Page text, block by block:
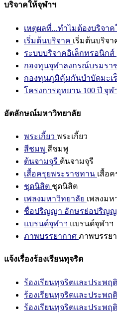
บริจาคให้จุฬาฯ
เหตุผลที่...ทำไมต้องบริจาค
เริ่มต้นบริจาค เริ่มต้นบริจา
ระบบบริจาคอิเล็กทรอนิกส์
กองทุนจุฬาลงกรณ์บรมรา
กองทุนภูมิคุ้มกันบำบัดมะเ
โครงการอุทยาน 100 ปี จุ
อัตลักษณ์มหาวิทยาลัย
พระเกี้ยว พระเกี้ยว
สีชมพู สีชมพู
ต้นจามจุรี ต้นจามจุรี
เสื้อครุยพระราชทาน เสื้อ
ชุดนิสิต ชุดนิสิต
เพลงมหาวิทยาลัย เพลงมห
ชื่อปริญญา อักษรย่อปริญ
แบรนด์จุฬาฯ แบรนด์จุฬาฯ
ภาพบรรยากาศ ภาพบรรย
แจ้งเรื่องร้องเรียนทุจริต
ร้องเรียนทุจริตและประพฤ
ร้องเรียนทุจริตและประพฤ
ร้องเรียนทุจริตและประพฤ